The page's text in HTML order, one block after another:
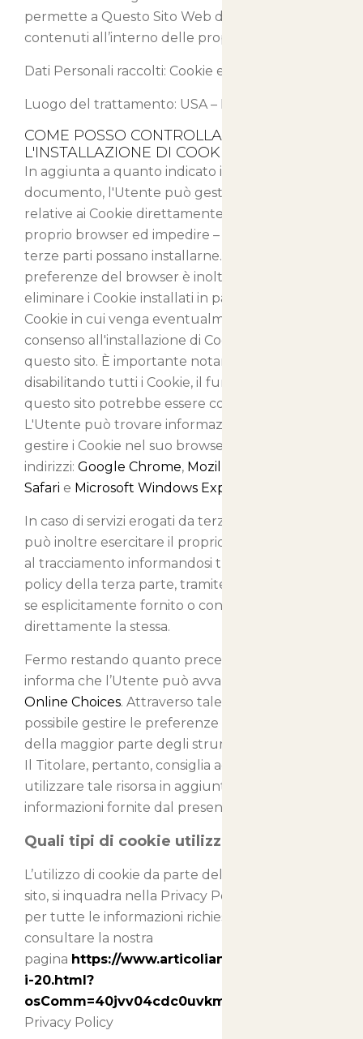
permette a Questo Sito Web di integrare tali
contenuti all’interno delle proprie pagine.
Dati Personali raccolti: Cookie e Dati di Utilizzo.
Luogo del trattamento: USA – Privacy Policy
COME POSSO CONTROLLARE
L'INSTALLAZIONE DI COOKIE?
In aggiunta a quanto indicato in questo
documento, l'Utente può gestire le preferenze
relative ai Cookie direttamente all'interno del
proprio browser ed impedire – ad esempio – che
terze parti possano installarne. Tramite le
preferenze del browser è inoltre possibile
eliminare i Cookie installati in passato, incluso il
Cookie in cui venga eventualmente salvato il
consenso all'installazione di Cookie da parte di
questo sito. È importante notare che
disabilitando tutti i Cookie, il funzionamento di
questo sito potrebbe essere compromesso.
L'Utente può trovare informazioni su come
gestire i Cookie nel suo browser ai seguenti
indirizzi: Google Chrome, Mozilla Firefox
Safari e Microsoft Windows Explorer
In caso di servizi erogati da terze parti, l'Utente
può inoltre esercitare il proprio diritto ad opporsi
al tracciamento informandosi tramite la privacy
policy della terza parte, tramite il link di opt out
se esplicitamente fornito o contattando
direttamente la stessa.
Fermo restando quanto precede, il Titolare
informa che l’Utente può avvalersi di
Online Choices. Attraverso tale servizio è
possibile gestire le preferenze di tracciamento
della maggior parte degli strumenti pubblicitari.
Il Titolare, pertanto, consiglia agli Utenti di
utilizzare tale risorsa in aggiunta alle
informazioni fornite dal presente documento.
Quali tipi di cookie utilizziamo
L’utilizzo di cookie da parte del titolare di questo
sito, si inquadra nella Privacy Policy dello stesso;
per tutte le informazioni richieste potete
consultare la nostra
pagina https://www.articolianimali.net/cookies-
i-20.html?
osComm=40jvv04cdc0uvkmv6einbutf00
Privacy Policy